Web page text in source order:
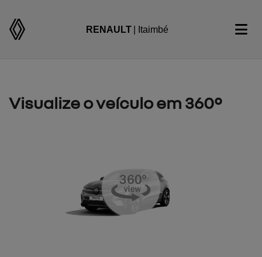
RENAULT | Itaimbé
Visualize o veículo em 360°